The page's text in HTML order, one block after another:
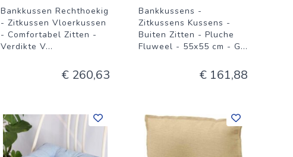
Bankkussen Rechthoekig
- Zitkussen Vloerkussen
- Comfortabel Zitten -
Verdikte V...
€ 260,63
Bankkussens -
Zitkussens Kussens -
Buiten Zitten - Pluche
Fluweel - 55x55 cm - G...
€ 161,88